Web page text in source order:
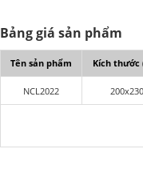
- Chăn Lông Cừu
- Chăn được sản xuất
Châu Âu
- Chăn Nhập Khẩu
và lớp lông cừu nhẹ,
Bảng giá sản phẩm
Tên sản phẩm Kích thước
NCL2022 200x230